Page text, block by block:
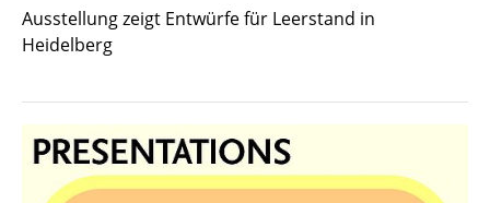
Ausstellung zeigt Entwürfe für Leerstand in
Heidelberg